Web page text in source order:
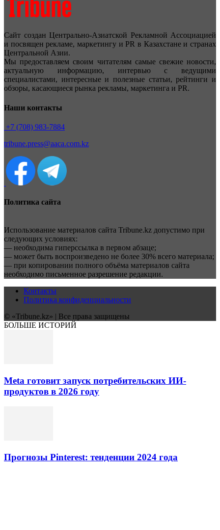
Сайт создан Центрально-Азиатской Рекламной Ассоциацией
и посвящен рекламе, маркетингу и PR в Казахстане и странах
Центральной Азии.
Мы предоставляем своим читателям самые свежие новости,
актуальную информацию, интервью с ведущими
специалистами, интересные и полезные статьи, рейтинги и
обзоры, касающиеся рынка рекламы, маркетинга и PR.
Наши контакты
+7 (708) 983-7884
tribune.press@aaca.com.kz
Политика сайта
Использование материалов сайта Tribune.kz допустимо при
следующих условиях:
— необходима гиперссылка в первом абзаце;
— может быть воспроизведено не более 30% всего материала;
— при копировании полного объёма материалов сайта
необходимо письменное разрешение редакции.
Контакты
Политика конфиденциальности
© «Tribune.kz» | Все права защищены
БОЛЬШЕ ИСТОРИЙ
Meta готовит запуск потребительских ИИ-
продуктов в 2026 году
Прогнозы Pinterest: тенденции 2024 года